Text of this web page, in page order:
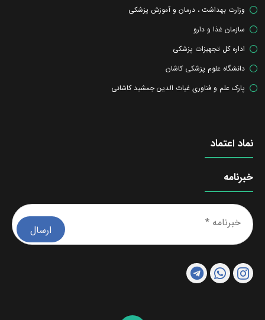
وزارت بهداشت ، درمان و آموزش پزشکی
سازمان غذا و دارو
اداره کل تجهیزات پزشکی
دانشگاه علوم پزشکی کاشان
پارک علم و فناوری غیاث الدین جمشید کاشانی
نماد اعتماد
خبرنامه
*